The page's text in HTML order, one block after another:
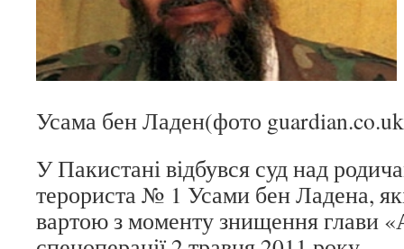
Усама бен Ладен(фото
У Пакистані відбувся суд над
терориста № 1 Усами бен Ладена,
вартою з моменту знищення глави